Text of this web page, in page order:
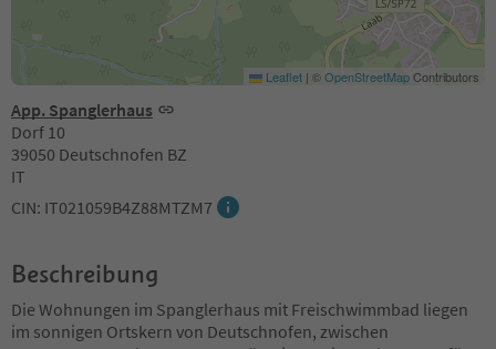
App. Spanglerhaus
Dorf 10
39050 Deutschnofen BZ
IT
CIN: IT021059B4Z88MTZM7
Leaflet | ©OpenStreetMapContributors
Beschreibung
Die Wohnungen im Spanglerhaus mit Freischwimmbad liegen
im sonnigen Ortskern von Deutschnofen, zwischen